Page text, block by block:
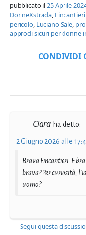
pubblicato il25 Aprile
DonneXstrada,
pericolo, Luciano Sale,
approdi sicuri per donne
CONDIVIDI
Clara ha detto:
2 Giugno 2026 alle
Brava Fincantieri. E
brava? Per curiosità,
uomo?
Segui questa